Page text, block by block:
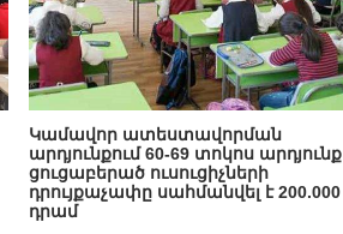
Կամավոր ատեստավորման
արդյունքում 60-69 տոկոս արդյունք
ցուցաբերած ուսուցիչների
դրույքաչափը սահմանվել է 200.000
դրամ